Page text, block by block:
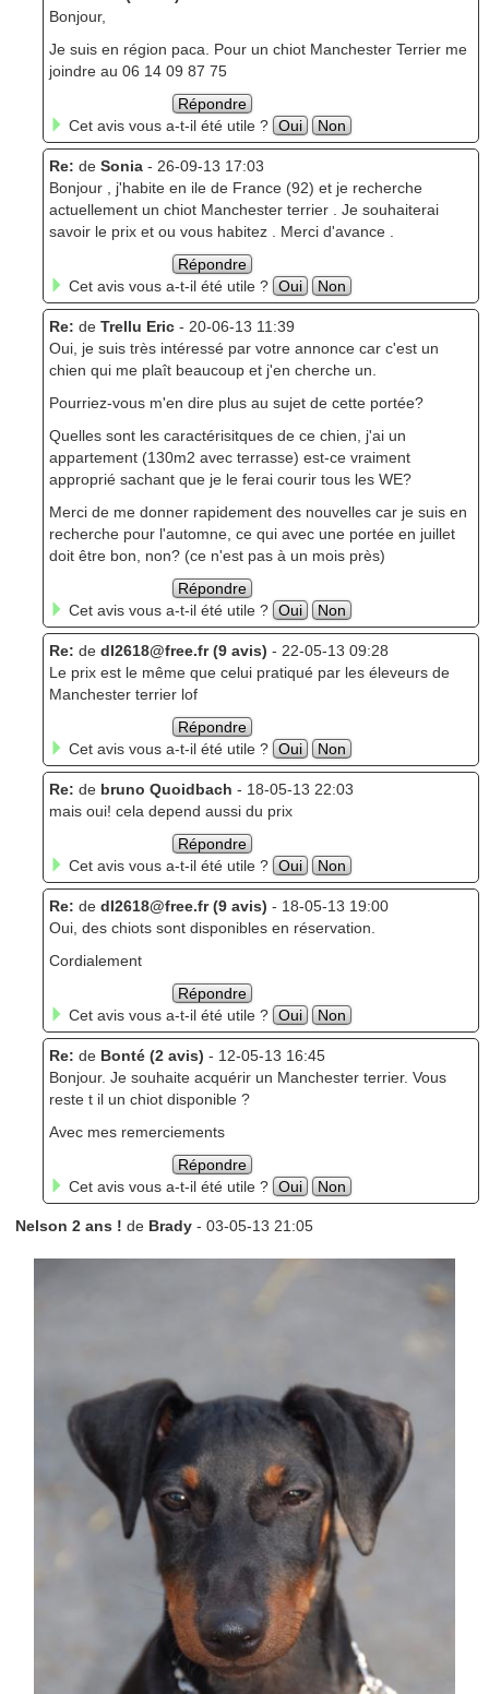
Bonjour,
Je suis en région paca. Pour un chiot Manchester Terrier me
joindre au 06 14 09 87 75
Répondre
Cet avis vous a-t-il été utile ? Oui Non
Re: de Sonia - 26-09-13 17:03
Bonjour , j'habite en ile de France (92) et je recherche
actuellement un chiot Manchester terrier . Je souhaiterai
savoir le prix et ou vous habitez . Merci d'avance .
Répondre
Cet avis vous a-t-il été utile ? Oui Non
Re: de Trellu Eric- 20-06-13 11:39
Oui, je suis très intéressé par votre annonce car c'est un
chien qui me plaît beaucoup et j'en cherche un.
Pourriez-vous m'en dire plus au sujet de cette portée?
Quelles sont les caractérisitques de ce chien, j'ai un
appartement (130m2 avec terrasse) est-ce vraiment
approprié sachant que je le ferai courir tous les WE?
Merci de me donner rapidement des nouvelles car je suis en
recherche pour l'automne, ce qui avec une portée en juillet
doit être bon, non? (ce n'est pas à un mois près)
Répondre
Cet avis vous a-t-il été utile ? Oui Non
Re: de dl2618@free.fr (9 avis) - 22-05-13 09:28
Le prix est le même que celui pratiqué par les éleveurs de
Manchester terrier lof
Répondre
Cet avis vous a-t-il été utile ? Oui Non
Re: de bruno Quoidbach - 18-05-13 22:03
mais oui! cela depend aussi du prix
Répondre
Cet avis vous a-t-il été utile ? Oui Non
Re: de dl2618@free.fr (9 avis) - 18-05-13 19:00
Oui, des chiots sont disponibles en réservation.
Cordialement
Répondre
Cet avis vous a-t-il été utile ? Oui Non
Re: de Bonté (2 avis) - 12-05-13 16:45
Bonjour. Je souhaite acquérir un Manchester terrier. Vous
reste t il un chiot disponible ?
Avec mes remerciements
Répondre
Cet avis vous a-t-il été utile ? Oui Non
Nelson 2 ans ! de Brady- 03-05-13 21:05